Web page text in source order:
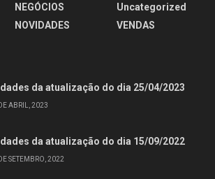
NEGÓCIOS
NOVIDADES
Uncategorized
VENDAS
da atualização do dia 25/04/2023
ABRIL, 2023
da atualização do dia 15/09/2022
SETEMBRO, 2022